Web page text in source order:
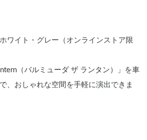
ワイト・グレー（オンラインストア限
（バルミューダ ザ ランタン）」を車
、 おしゃれな空間を手軽に演出できま